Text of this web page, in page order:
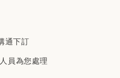
通下訂
員為您處理